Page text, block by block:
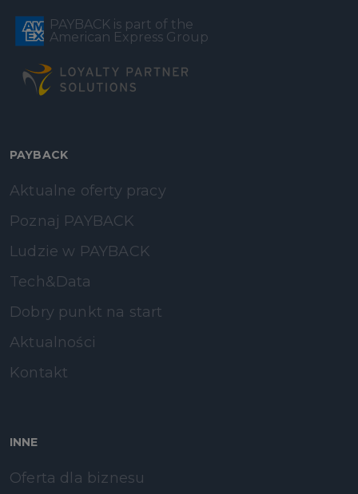
PAYBACK is part of the
American Express Group
PAYBACK
Aktualne oferty pracy
Poznaj PAYBACK
Ludzie w PAYBACK
Tech&Data
Dobry punkt na start
Aktualności
Kontakt
INNE
Oferta dla biznesu